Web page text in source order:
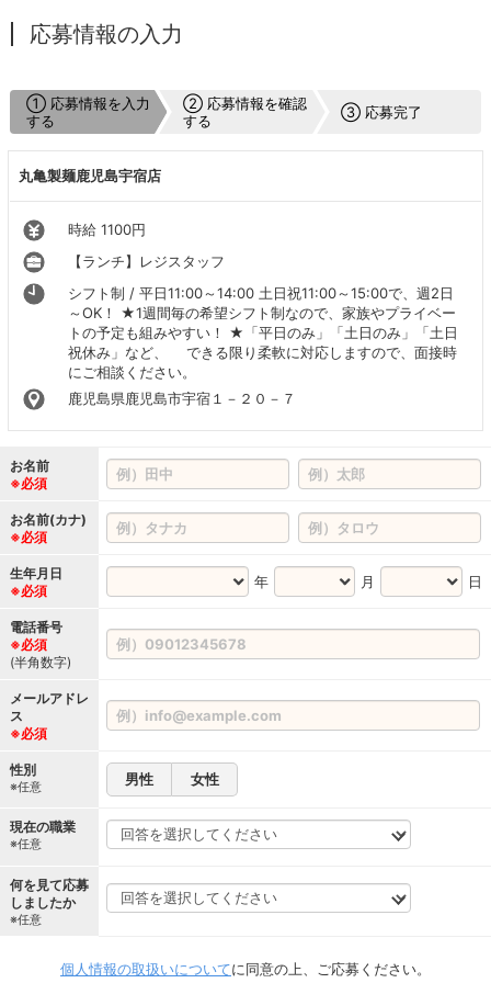
応募情報の入力
① 応募情報を入力
する
② 応募情報を確認
する
③ 応募完了
丸亀製麺鹿児島宇宿店
時給 1100円
【ランチ】レジスタッフ
シフト制 / 平日11:00～14:00 土日祝11:00～15:00で、週2日
～OK！ ★1週間毎の希望シフト制なので、家族やプライベー
トの予定も組みやすい！ ★「平日のみ」「土日のみ」「土日
祝休み」など、 できる限り柔軟に対応しますので、面接時
にご相談ください。
鹿児島県鹿児島市宇宿１－２０－７
お名前
※必須
お名前(カナ)
※必須
生年月日
※必須
年 月 日
電話番号
※必須
(半角数字)
メールアドレ
ス
※必須
性別
※任意 男性 女性
現在の職業
※任意
何を見て応募
しましたか
※任意
個人情報の取扱いについてに同意の上、ご応募ください。